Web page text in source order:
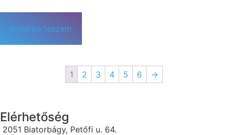
Kosárba teszem
1 2 3 4 5 6 →
Elérhetőség
2051 Biatorbágy, Petőfi u. 64.